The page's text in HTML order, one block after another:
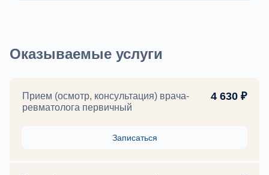
Оказываемые услуги
Прием (осмотр, консультация) врача-
ревматолога первичный
4 630 ₽
Записаться